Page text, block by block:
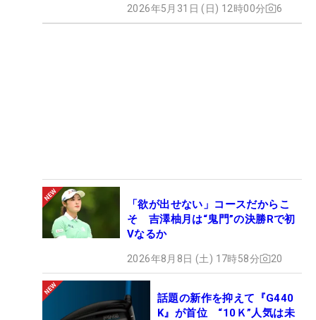
2026年5月31日 (日) 12時00分 6
「欲が出せない」コースだからこ
そ 吉澤柚月は“鬼門”の決勝Rで初
Vなるか
2026年8月8日 (土) 17時58分 20
話題の新作を抑えて『G440
K』が首位 “10Ｋ”人気は未